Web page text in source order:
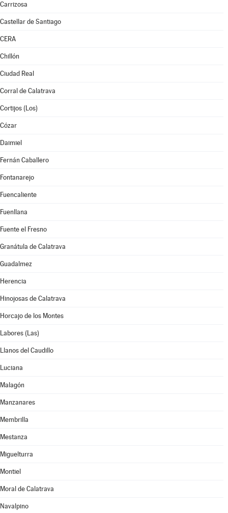
Carrizosa
Castellar de Santiago
CERA
Chillón
Ciudad Real
Corral de Calatrava
Cortijos (Los)
Cózar
Daimiel
Fernán Caballero
Fontanarejo
Fuencaliente
Fuenllana
Fuente el Fresno
Granátula de Calatrava
Guadalmez
Herencia
Hinojosas de Calatrava
Horcajo de los Montes
Labores (Las)
Llanos del Caudillo
Luciana
Malagón
Manzanares
Membrilla
Mestanza
Miguelturra
Montiel
Moral de Calatrava
Navalpino